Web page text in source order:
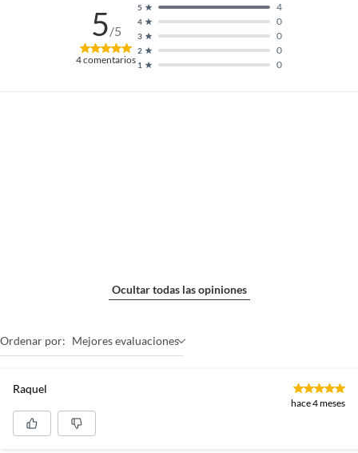
5/5
4comentarios 1 0
2 0
3 0
4 0
5 4
Ocultar todas las opiniones
Ordenar por: Mejores evaluaciones
Raquel
hace 4 meses